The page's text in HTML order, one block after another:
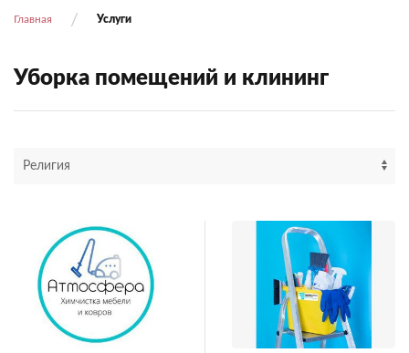
Главная Услуги
Уборка помещений и клининг